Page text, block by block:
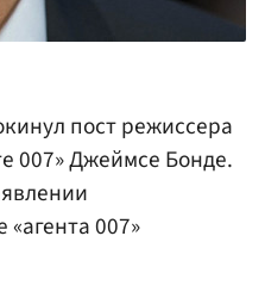
пост режиссера
007» Джеймсе Бонде.
007»